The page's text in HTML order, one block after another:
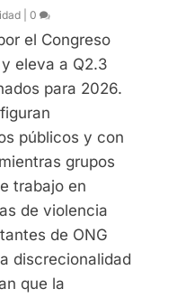
|0
el Congreso
eleva a Q2.3
para 2026.
públicos y con
grupos
trabajo en
de violencia
de ONG
discrecionalidad
que la